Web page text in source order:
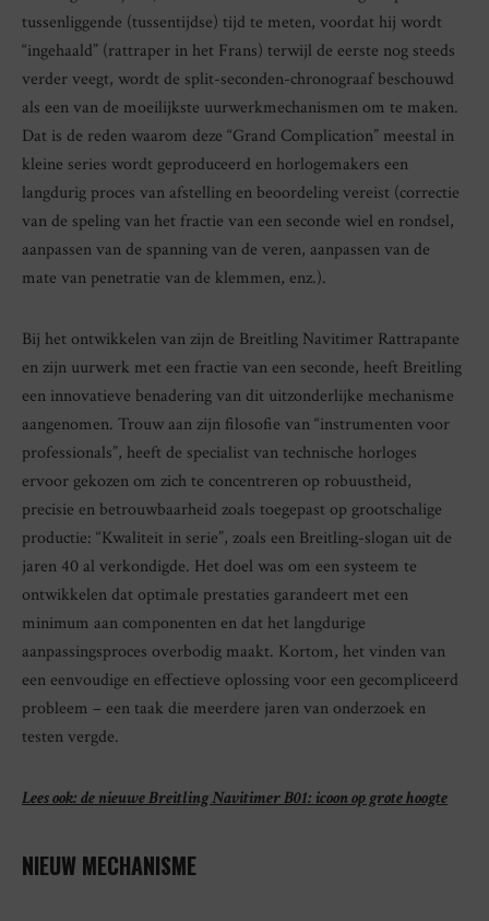
​​tussenliggende (tussentijdse) tijd te meten, voordat hij wordt
“ingehaald” (rattraper in het Frans) terwijl de eerste nog steeds
verder veegt, wordt de split-seconden-chronograaf beschouwd
als een van de moeilijkste uurwerkmechanismen om te maken.
Dat is de reden waarom deze “Grand Complication” meestal in
kleine series wordt geproduceerd en horlogemakers een
langdurig proces van afstelling en beoordeling vereist (correctie
van de speling van het fractie van een seconde wiel en rondsel,
aanpassen van de spanning van de veren, aanpassen van de
mate van penetratie van de klemmen, enz.).
Bij het ontwikkelen van zijn de Breitling Navitimer Rattrapante
en zijn uurwerk met een fractie van een seconde, heeft Breitling
een innovatieve benadering van dit uitzonderlijke mechanisme
aangenomen. Trouw aan zijn filosofie van “instrumenten voor
professionals”, heeft de specialist van technische horloges
ervoor gekozen om zich te concentreren op robuustheid,
precisie en betrouwbaarheid zoals toegepast op grootschalige
productie: “Kwaliteit in serie”, zoals een Breitling-slogan uit de
jaren 40 al verkondigde. Het doel was om een ​​systeem te
ontwikkelen dat optimale prestaties garandeert met een
minimum aan componenten en dat het langdurige
aanpassingsproces overbodig maakt. Kortom, het vinden van
een eenvoudige en effectieve oplossing voor een gecompliceerd
probleem – een taak die meerdere jaren van onderzoek en
testen vergde.
Lees ook: de nieuwe Breitling Navitimer B01: icoon op grote hoogte
NIEUW MECHANISME